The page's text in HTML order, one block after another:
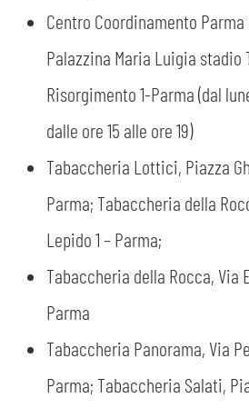
Centro Coordinamento Parma
Palazzina Maria Luigia stadio
Risorgimento 1-Parma (dal
dalle ore 15 alle ore 19)
Tabaccheria Lottici, Piazza
Parma; Tabaccheria della
Lepido 1 – Parma;
Tabaccheria della Rocca, Via
Parma
Tabaccheria Panorama, Via
Parma; Tabaccheria Salati,